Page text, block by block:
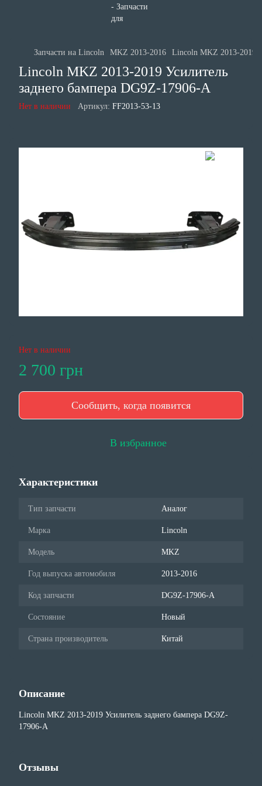
Запчасти на Lincoln MKZ 2013-2016 Lincoln MKZ 2013-2019
Lincoln MKZ 2013-2019 Усилитель
заднего бампера DG9Z-17906-A
Нет в наличии Артикул: FF2013-53-13
Нет в наличии
2 700 грн
Сообщить, когда появится
В избранное
Характеристики
Тип запчасти Аналог
Марка Lincoln
Модель MKZ
Год выпуска автомобиля 2013-2016
Код запчасти DG9Z-17906-A
Состояние Новый
Страна производитель Китай
Описание
Lincoln MKZ 2013-2019 Усилитель заднего бампера DG9Z-
17906-A
Отзывы